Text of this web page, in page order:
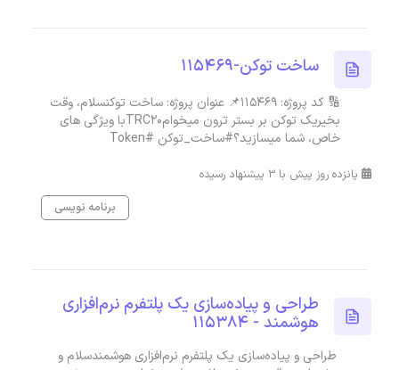
ساخت توکن-115469
🔢 کد پروژه: 115469📌 عنوان پروژه: ساخت توکنسلام، وقت
بخیریک توکن بر بستر ترون میخوامTRC20با ویژگی های
خاص، شما میسازید؟#ساخت_توکن #Token
پانزده روز پیش با 3 پیشنهاد رسیده
برنامه نویسی
طراحی و پیاده‌سازی یک پلتفرم نرم‌افزاری
هوشمند - 115384
طراحی و پیاده‌سازی یک پلتفرم نرم‌افزاری هوشمندسلام و